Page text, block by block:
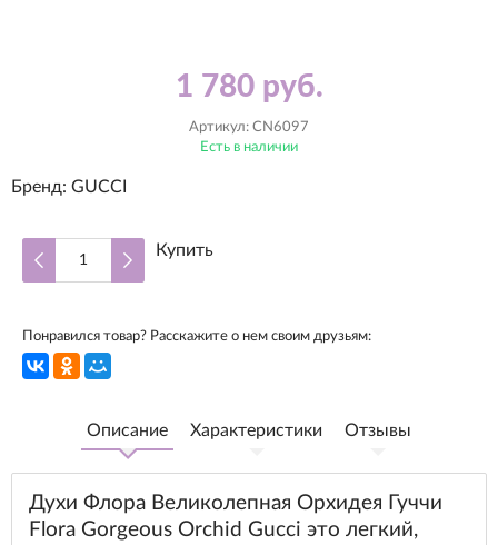
1 780 руб.
Артикул: CN6097
Есть в наличии
Бренд: GUCCI
Купить
Понравился товар? Расскажите о нем своим друзьям:
Описание Характеристики Отзывы
Духи Флора Великолепная Орхидея Гуччи
Flora Gorgeous Orchid Gucci это легкий,